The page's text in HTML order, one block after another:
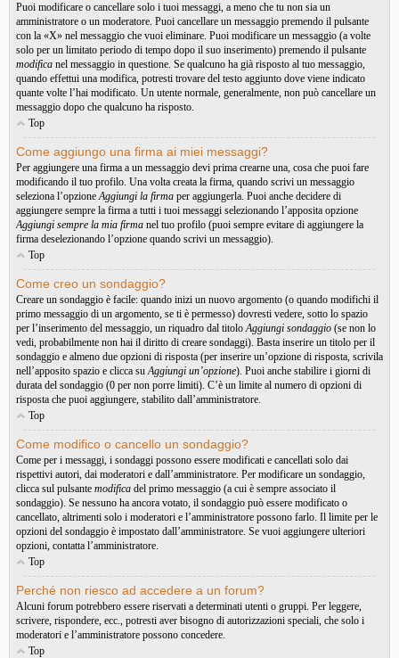
Puoi modificare o cancellare solo i tuoi messaggi, a meno che tu non sia un
amministratore o un moderatore. Puoi cancellare un messaggio premendo il pulsante
con la «X» nel messaggio che vuoi eliminare. Puoi modificare un messaggio (a volte
solo per un limitato periodo di tempo dopo il suo inserimento) premendo il pulsante
modifica nel messaggio in questione. Se qualcuno ha già risposto al tuo messaggio,
quando effettui una modifica, potresti trovare del testo aggiunto dove viene indicato
quante volte l’hai modificato. Un utente normale, generalmente, non può cancellare un
messaggio dopo che qualcuno ha risposto.
Top
Come aggiungo una firma ai miei messaggi?
Per aggiungere una firma a un messaggio devi prima crearne una, cosa che puoi fare
modificando il tuo profilo. Una volta creata la firma, quando scrivi un messaggio
seleziona l’opzioneAggiungi la firma per aggiungerla. Puoi anche decidere di
aggiungere sempre la firma a tutti i tuoi messaggi selezionando l’apposita opzione
Aggiungi sempre la mia firma nel tuo profilo (puoi sempre evitare di aggiungere la
firma deselezionando l’opzione quando scrivi un messaggio).
Top
Come creo un sondaggio?
Creare un sondaggio è facile: quando inizi un nuovo argomento (o quando modifichi il
primo messaggio di un argomento, se ti è permesso) dovresti vedere, sotto lo spazio
per l’inserimento del messaggio, un riquadro dal titoloAggiungi sondaggio (se non lo
vedi, probabilmente non hai il diritto di creare sondaggi). Basta inserire un titolo per il
sondaggio e almeno due opzioni di risposta (per inserire un’opzione di risposta, scrivila
nell’apposito spazio e clicca suAggiungi un’opzione). Puoi anche stabilire i giorni di
durata del sondaggio (0 per non porre limiti). C’è un limite al numero di opzioni di
risposta che puoi aggiungere, stabilito dall’amministratore.
Top
Come modifico o cancello un sondaggio?
Come per i messaggi, i sondaggi possono essere modificati e cancellati solo dai
rispettivi autori, dai moderatori e dall’amministratore. Per modificare un sondaggio,
clicca sul pulsante modifica del primo messaggio (a cui è sempre associato il
sondaggio). Se nessuno ha ancora votato, il sondaggio può essere modificato o
cancellato, altrimenti solo i moderatori e l’amministratore possono farlo. Il limite per le
opzioni del sondaggio è impostato dall’amministratore. Se vuoi aggiungere ulteriori
opzioni, contatta l’amministratore.
Top
Perché non riesco ad accedere a un forum?
Alcuni forum potrebbero essere riservati a determinati utenti o gruppi. Per leggere,
scrivere, rispondere, ecc., potresti aver bisogno di autorizzazioni speciali, che solo i
moderatori e l’amministratore possono concedere.
Top